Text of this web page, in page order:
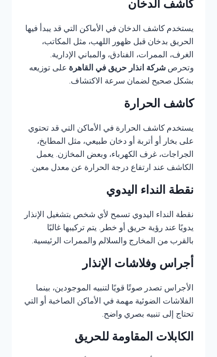
كاشف الدخان
يستخدم كاشف الدخان في الأماكن التي قد يبدأ فيها
الحريق بدخان قبل ظهور اللهب، مثل المكاتب،
الغرف، الممرات، الفنادق، والمباني الإدارية.
وتحرص شركة انذار حريق في القاهرة على توزيعه
بشكل صحيح لضمان سرعة الاكتشاف.
كاشف الحرارة
يستخدم كاشف الحرارة في الأماكن التي قد تحتوي
على بخار أو أتربة أو دخان طبيعي، مثل المطابخ،
الجراجات، غرف الكهرباء، وبعض المخازن. يعمل
الكاشف عند ارتفاع درجة الحرارة عن معدل معين.
نقطة النداء اليدوي
نقطة النداء اليدوي تسمح لأي شخص بتشغيل الإنذار
يدويًا عند رؤية حريق أو خطر. يتم تركيبها غالبًا
بالقرب من المخارج والسلالم والممرات الرئيسية.
أجراس وفلاشات الإنذار
الأجراس تصدر صوتًا قويًا لتنبيه الموجودين، بينما
الفلاشات الضوئية مهمة في الأماكن الصاخبة أو التي
تحتاج إلى تنبيه بصري واضح.
الكابلات المقاومة للحريق